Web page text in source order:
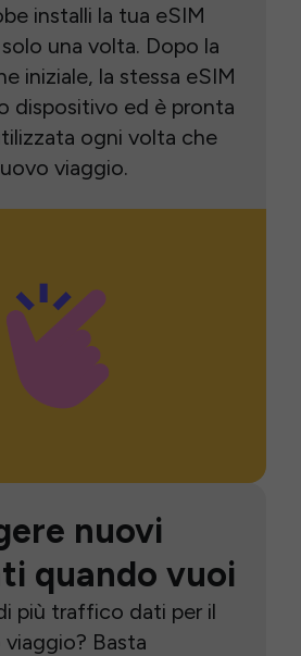
installi la tua eSIM
una volta. Dopo la
iniziale, la stessa eSIM
dispositivo ed è pronta
ogni volta che
viaggio.
nuovi
quando vuoi
più traffico dati per il
Basta